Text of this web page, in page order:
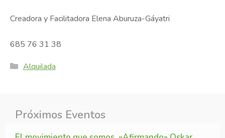
Creadora y Facilitadora Elena Aburuza-Gáyatri
685 76 31 38
Categories
Alquilada
Próximos Eventos